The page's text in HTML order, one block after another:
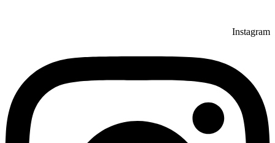
Instagram